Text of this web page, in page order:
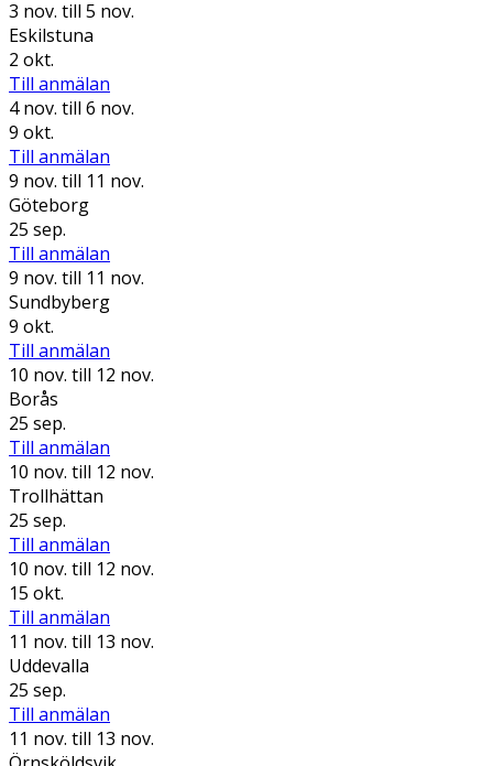
3 nov. till 5 nov.
Eskilstuna
2 okt.
Till anmälan
4 nov. till 6 nov.
9 okt.
Till anmälan
9 nov. till 11 nov.
Göteborg
25 sep.
Till anmälan
9 nov. till 11 nov.
Sundbyberg
9 okt.
Till anmälan
10 nov. till 12 nov.
Borås
25 sep.
Till anmälan
10 nov. till 12 nov.
Trollhättan
25 sep.
Till anmälan
10 nov. till 12 nov.
15 okt.
Till anmälan
11 nov. till 13 nov.
Uddevalla
25 sep.
Till anmälan
11 nov. till 13 nov.